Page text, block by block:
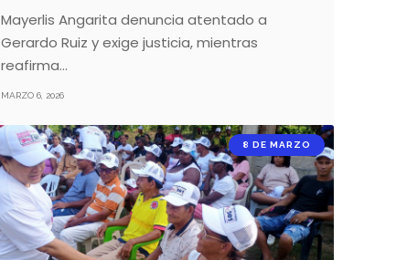
Mayerlis Angarita denuncia atentado a
Gerardo Ruiz y exige justicia, mientras
reafirma…
MARZO 6, 2026
8 DE MARZO